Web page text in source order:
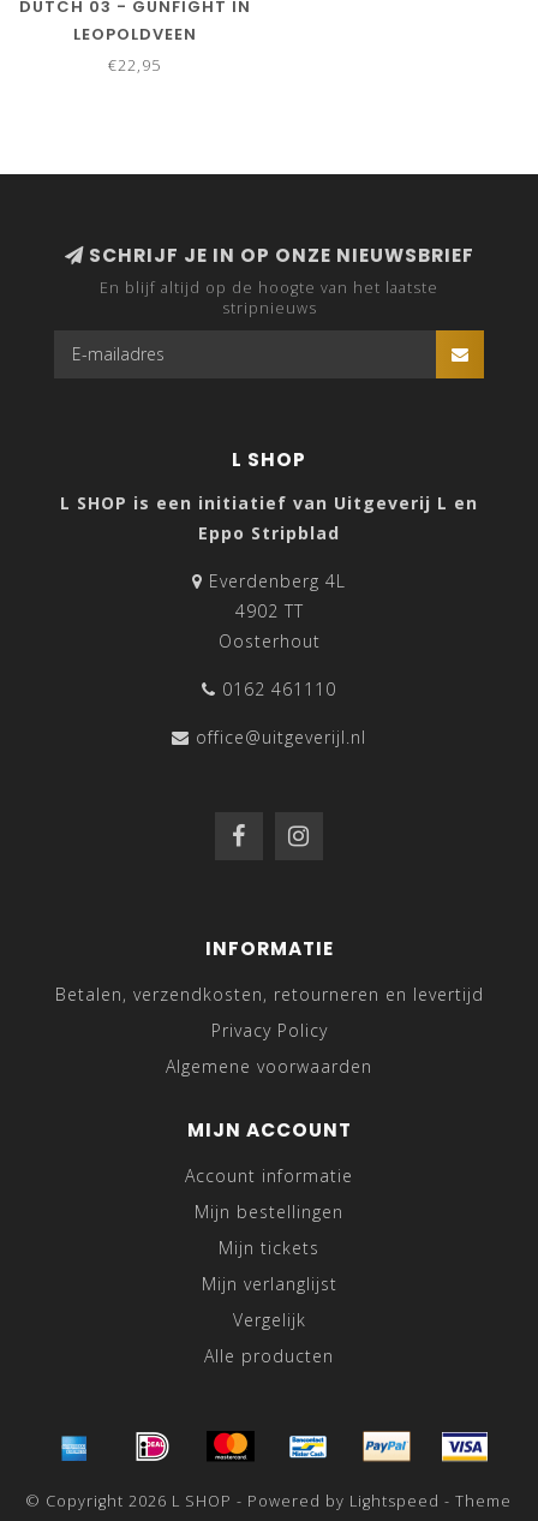
DUTCH 03 - GUNFIGHT IN
LEOPOLDVEEN
€22,95
SCHRIJF JE IN OP ONZE NIEUWSBRIEF
En blijf altijd op de hoogte van het laatste
stripnieuws
L SHOP
L SHOP is een initiatief van Uitgeverij L en
Eppo Stripblad
Everdenberg 4L
4902 TT
Oosterhout
0162 461110
office@uitgeverijl.nl
INFORMATIE
Betalen, verzendkosten, retourneren en levertijd
Privacy Policy
Algemene voorwaarden
MIJN ACCOUNT
Account informatie
Mijn bestellingen
Mijn tickets
Mijn verlanglijst
Vergelijk
Alle producten
© Copyright 2026 L SHOP - Powered by Lightspeed - Theme